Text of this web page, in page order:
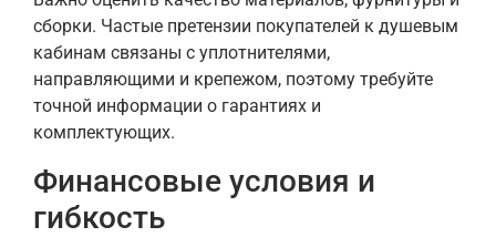
сборки. Частые претензии покупателей к душевым
кабинам связаны с уплотнителями,
направляющими и крепежом, поэтому требуйте
точной информации о гарантиях и
комплектующих.
Финансовые условия и
гибкость